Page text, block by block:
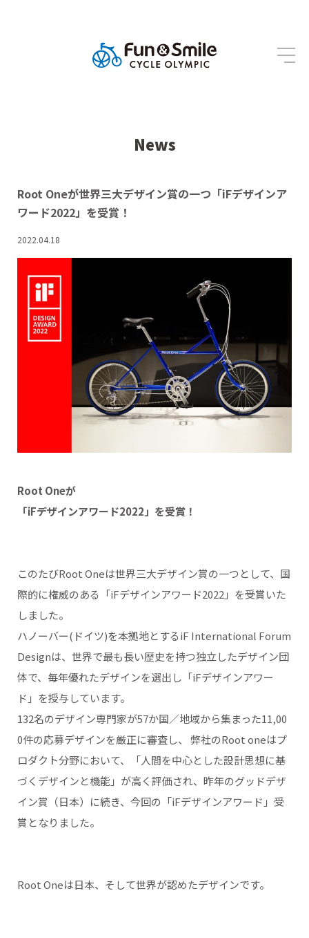
News
Root Oneが世界三大デザイン賞の一つ「iFデザインア
ワード2022」を受賞！
2022.04.18
Root Oneが
「iFデザインアワード2022」を受賞！
このたびRoot Oneは世界三大デザイン賞の一つとして、国
際的に権威のある「iFデザインアワード2022」を受賞いた
しました。
ハノーバー(ドイツ)を本拠地とするiF International Forum
Designは、世界で最も長い歴史を持つ独立したデザイン団
体で、毎年優れたデザインを選出し「iFデザインアワー
ド」を授与しています。
132名のデザイン専門家が57か国／地域から集まった11,00
0件の応募デザインを厳正に審査し、 弊社のRoot oneはプ
ロダクト分野において、「人間を中心とした設計思想に基
づくデザインと機能」が高く評価され、昨年のグッドデザ
イン賞（日本）に続き、今回の「iFデザインアワード」受
賞となりました。
Root Oneは日本、そして世界が認めたデザインです。